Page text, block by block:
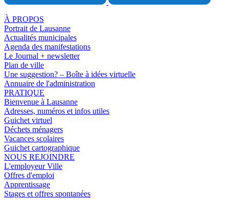
À PROPOS
Portrait de Lausanne
Actualités municipales
Agenda des manifestations
Le Journal + newsletter
Plan de ville
Une suggestion? – Boîte à idées virtuelle
Annuaire de l'administration
PRATIQUE
Bienvenue à Lausanne
Adresses, numéros et infos utiles
Guichet virtuel
Déchets ménagers
Vacances scolaires
Guichet cartographique
NOUS REJOINDRE
L'employeur Ville
Offres d'emploi
Apprentissage
Stages et offres spontanées